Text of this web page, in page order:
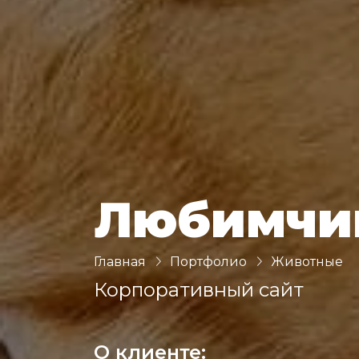
Главная Портфолио Животные
Корпоративный сайт
О клиенте: